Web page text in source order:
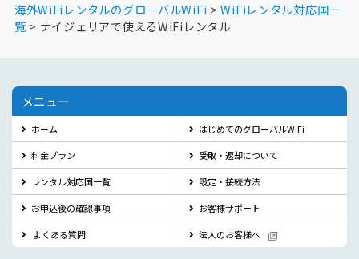
海外WiFiレンタルのグローバルWiFi
WiFiレンタル対応国一
覧
ナイジェリアで使えるWiFiレンタル
メニュー
ホーム はじめてのグローバルWiFi
料金プラン 受取・返却について
レンタル対応国一覧 設定・接続方法
お申込後の確認事項 お客様サポート
よくある質問 法人のお客様へ